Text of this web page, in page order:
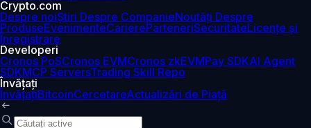
Crypto.com
Despre noiȘtiri Despre CompanieNoutăți Despre
ProduseEvenimenteCariereParteneriSecuritateLicențe și
Înregistrare
Developeri
Cronos PoSCronos EVMCronos zkEVMPay SDKAI Agent
SDKMCP ServersTrading Skill Repo
Învățați
ÎnvățațiBitcoinCercetareActualizări de Piață